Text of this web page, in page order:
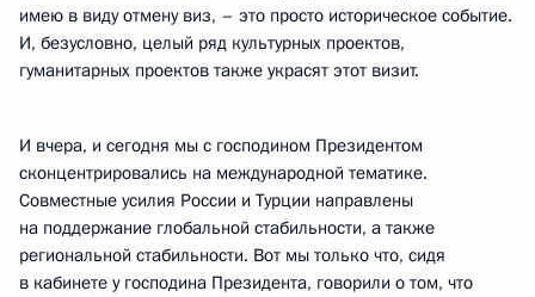
имею в виду отмену виз, – это просто историческое событие.
И, безусловно, целый ряд культурных проектов,
гуманитарных проектов также украсят этот визит.
И вчера, и сегодня мы с господином Президентом
сконцентрировались на международной тематике.
Совместные усилия России и Турции направлены
на поддержание глобальной стабильности, а также
региональной стабильности. Вот мы только что, сидя
в кабинете у господина Президента, говорили о том, что